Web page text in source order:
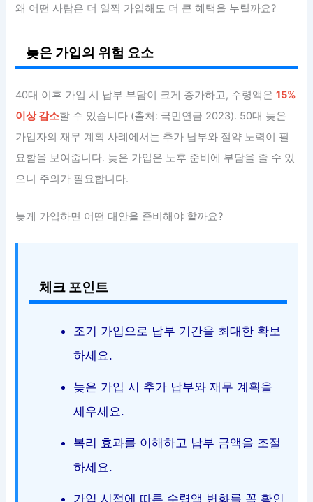
왜 어떤 사람은 더 일찍 가입해도 더 큰 혜택을 누릴까요?
늦은 가입의 위험 요소
40대 이후 가입 시 납부 부담이 크게 증가하고, 수령액은15%
이상 감소할 수 있습니다 (출처: 국민연금 2023). 50대 늦은
가입자의 재무 계획 사례에서는 추가 납부와 절약 노력이 필
요함을 보여줍니다. 늦은 가입은 노후 준비에 부담을 줄 수 있
으니 주의가 필요합니다.
늦게 가입하면 어떤 대안을 준비해야 할까요?
체크 포인트
조기 가입으로 납부 기간을 최대한 확보
하세요.
늦은 가입 시 추가 납부와 재무 계획을
세우세요.
복리 효과를 이해하고 납부 금액을 조절
하세요.
가입 시점에 따른 수령액 변화를 꼭 확인